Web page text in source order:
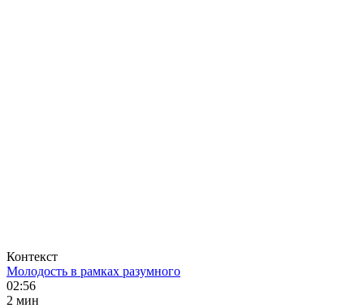
Контекст
Молодость в рамках разумного
02:56
2 мин